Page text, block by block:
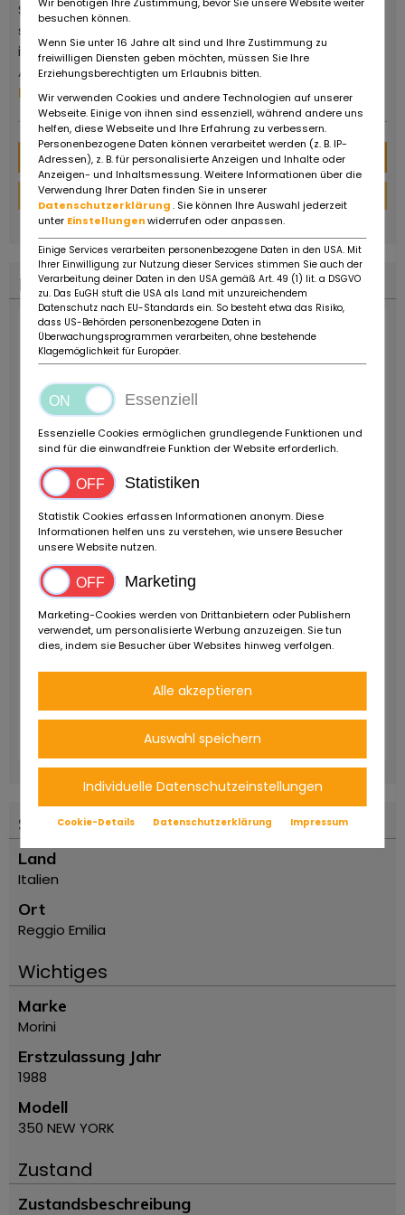
Sogno ist kein Museum oder eine private Sammlung,
sondern ein kommerzieller Betreiber, der in der Lage
ist, die Wünsche von Sammlern und Liebhabern von
Autos und Motorrädern jeden Alters zu erfüllen.
Mehr von diesem Händler
Nachricht
Finanzierungs-Rechner
powered bytarifcheck
Finanzierungs-Rechner
Standort
Land
Italien
Ort
Reggio Emilia
Wichtiges
Marke
Morini
Erstzulassung Jahr
1988
Modell
350 NEW YORK
Zustand
Zustandsbeschreibung
besuchen können.
Wenn Sie unter 16 Jahre alt sind und Ihre Zustimmung zu
freiwilligen Diensten geben möchten, müssen Sie Ihre
Erziehungsberechtigten um Erlaubnis bitten.
Wir verwenden Cookies und andere Technologien auf unserer
Webseite. Einige von ihnen sind essenziell, während andere uns
helfen, diese Webseite und Ihre Erfahrung zu verbessern.
Personenbezogene Daten können verarbeitet werden (z. B. IP-
Adressen), z. B. für personalisierte Anzeigen und Inhalte oder
Anzeigen- und Inhaltsmessung. Weitere Informationen über die
Verwendung Ihrer Daten finden Sie in unserer
Datenschutzerklärung. Sie können Ihre Auswahl jederzeit
unter Einstellungenwiderrufen oder anpassen.
Einige Services verarbeiten personenbezogene Daten in den USA. Mit
Ihrer Einwilligung zur Nutzung dieser Services stimmen Sie auch der
Verarbeitung deiner Daten in den USA gemäß Art. 49 (1) lit. a DSGVO
zu. Das EuGH stuft die USA als Land mit unzureichendem
Datenschutz nach EU-Standards ein. So besteht etwa das Risiko,
dass US-Behörden personenbezogene Daten in
Überwachungsprogrammen verarbeiten, ohne bestehende
Klagemöglichkeit für Europäer.
Essenziell
Essenzielle Cookies ermöglichen grundlegende Funktionen und
sind für die einwandfreie Funktion der Website erforderlich.
Statistiken
Statistik Cookies erfassen Informationen anonym. Diese
Informationen helfen uns zu verstehen, wie unsere Besucher
unsere Website nutzen.
Marketing
Marketing-Cookies werden von Drittanbietern oder Publishern
verwendet, um personalisierte Werbung anzuzeigen. Sie tun
dies, indem sie Besucher über Websites hinweg verfolgen.
Alle akzeptieren
Auswahl speichern
Individuelle Datenschutzeinstellungen
Cookie-Details Datenschutzerklärung Impressum